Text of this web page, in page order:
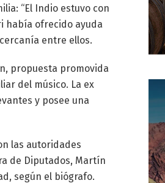
“El Indio estuvo con
había ofrecido ayuda
entre ellos.
propuesta promovida
del músico. La ex
y posee una
las autoridades
de Diputados, Martín
según el biógrafo.